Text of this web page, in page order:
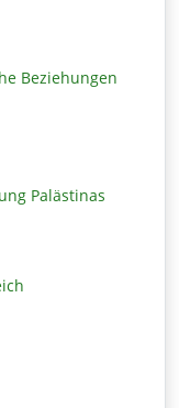
Beziehungen
Palästinas